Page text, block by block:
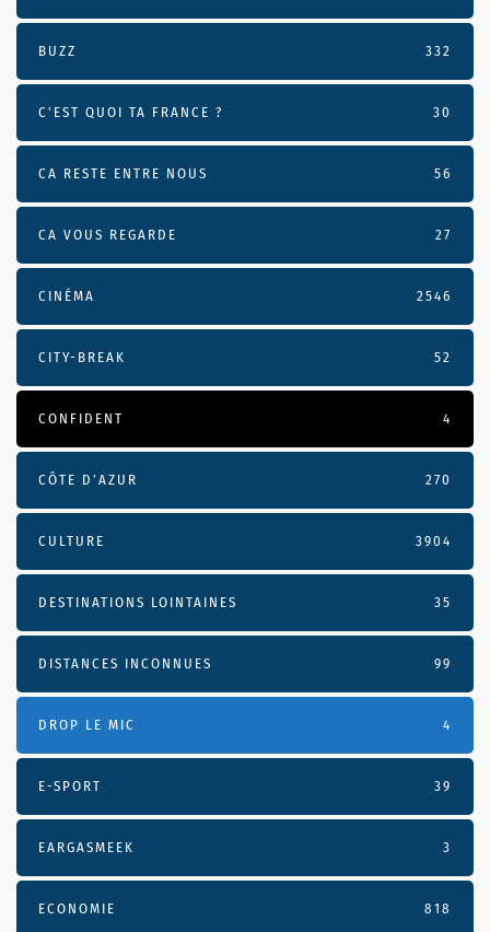
BUZZ 332
C'EST QUOI TA FRANCE ? 30
CA RESTE ENTRE NOUS 56
CA VOUS REGARDE 27
CINÉMA 2546
CITY-BREAK 52
CONFIDENT 4
CÔTE D’AZUR 270
CULTURE 3904
DESTINATIONS LOINTAINES 35
DISTANCES INCONNUES 99
DROP LE MIC 4
E-SPORT 39
EARGASMEEK 3
ECONOMIE 818